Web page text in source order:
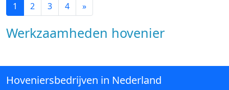
1 2 3 4 »
Werkzaamheden hovenier
Hoveniersbedrijven in Nederland